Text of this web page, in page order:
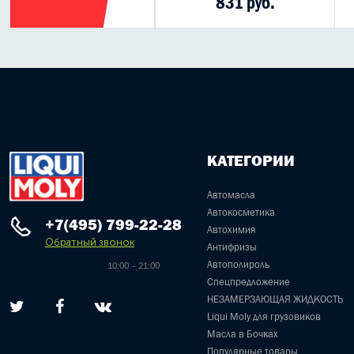
+7(495) 799-22-28
Обратный звонок
10:00 – 21:00
КАТЕГОРИИ
Автомасла
Автокосметика
Автохимия
Антифризы
Автополироль
Спецпредложение
НЕЗАМЕРЗАЮЩАЯ ЖИДКОСТЬ
Liqui Moly для грузовиков
Масла в Бочках
Популярные товары